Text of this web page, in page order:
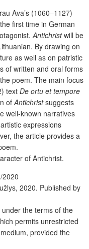
Ava’s (1060–1127)
first time in German
Antichristwill be
By drawing on
as well as on patristic
of written and oral forms
poem. The main focus
text De ortu et tempore
of Antichristsuggests
well-known narratives
expressions
the article provides a
of Antichrist.
2020
2020. Published by
the terms of the
permits unrestricted
provided the